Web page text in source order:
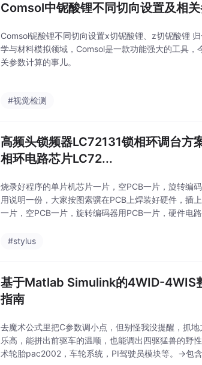
Comsol中铌酸锂不同切向设置及相
Comsol铌酸锂不同切向设置x切铌酸锂、z切铌酸锂
学与材料模拟领域，Comsol是一款功能强大的工具
关参数计算的事儿。
#视觉检测
高频头锁频器LC72131锁相环调台方
相环电路芯片LC72...
烧录好程序的单片机芯片一片，空PCB一片，旋转编
用说明一份，大家按图索骥在PCB上焊装好硬件，插
一片，空PCB一片，旋转编码器用PCB一片，硬件电
手感与乐趣，
#stylus
基于Matlab Simulink的4WID-4WIS
指南
去魔术公式里把C参数调小点，但别怪我没提醒，抓
乐高，能拼出前驱车的温顺，也能调出四驱猛兽的野
术轮胎pac2002，车轮系统，PI驾驶员模块等。→包